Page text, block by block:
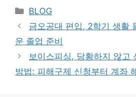
Categories
BLOG
금오공대 편입, 2학기 생활
운 졸업 준비
보이스피싱, 당황하지 않고
방법: 피해구제 신청부터 계좌